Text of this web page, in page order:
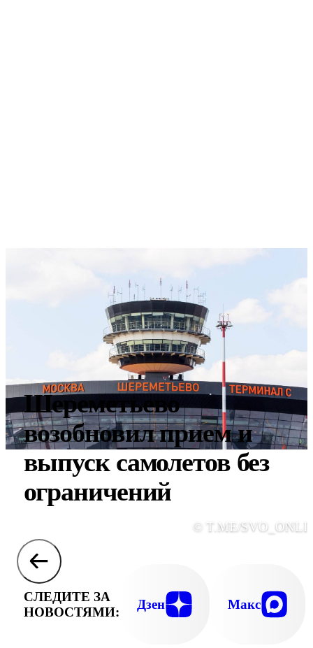
Шереметьево
возобновил прием и
выпуск самолетов без
ограничений
© T.ME/
СЛЕДИТЕ ЗА
НОВОСТЯМИ:
Дзен Макс